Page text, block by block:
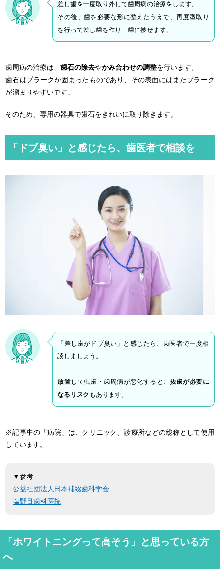
差し歯を一度取り外して歯周病の治療をします。
その後、歯を必要な形に整えたうえで、再度型取り
を行って差し歯を作り、歯に被せます。
歯周病の治療は、歯石の除去やかみ合わせの調整を行います。
歯石はプラークが固まったものであり、その表面にはまたプラーク
が溜まりやすいです。
そのため、専用の器具で歯石をきれいに取り除きます。
「ドブ臭い」と感じたら、歯医者で相談を
「差し歯がドブ臭い」と感じたら、歯医者で一度相
談しましょう。
放置して虫歯・歯周病が悪化すると、 抜歯が必要に
なるリスク もあります。
※記事中の「病院」は、クリニック、診療所などの総称として使用
しています。
▼参考
公益社団法人日本補綴歯科学会
塩野目歯科医院
「ホワイトニングって高そう」と思っている方
へ